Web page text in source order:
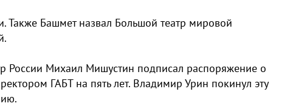
Также Башмет назвал Большой театр мировой
России Михаил Мишустин подписал распоряжение о
ГАБТ на пять лет. Владимир Урин покинул эту